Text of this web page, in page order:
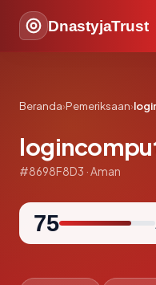
DnastyjaTrust
Beranda›Pemeriksaan›
#8698F8D3 · Aman
75